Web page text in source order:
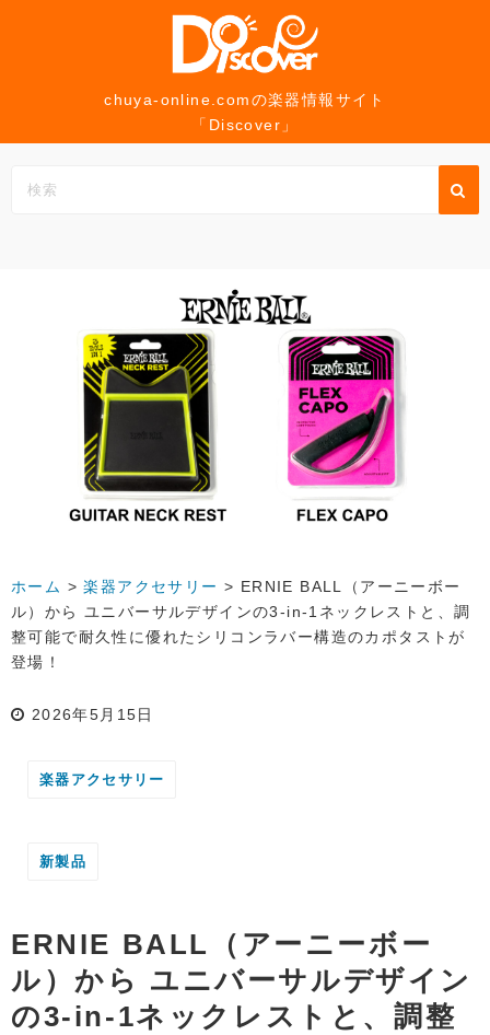
chuya-online.comの楽器情報サイト
「Discover」
ホーム >楽器アクセサリー > ERNIE BALL（アーニーボー
ル）から ユニバーサルデザインの3-in-1ネックレストと、調
整可能で耐久性に優れたシリコンラバー構造のカポタストが
登場！
2026年5月15日
楽器アクセサリー
新製品
ERNIE BALL（アーニーボー
ル）から ユニバーサルデザイン
の3-in-1ネックレストと、調整